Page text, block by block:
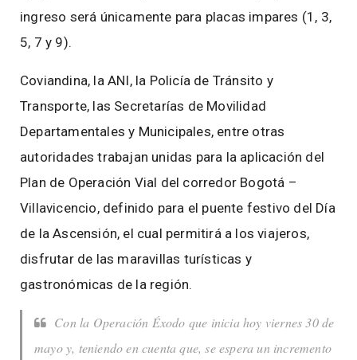
ingreso será únicamente para placas impares (1, 3,
5, 7 y 9).
Coviandina, la ANI, la Policía de Tránsito y
Transporte, las Secretarías de Movilidad
Departamentales y Municipales, entre otras
autoridades trabajan unidas para la aplicación del
Plan de Operación Vial del corredor Bogotá –
Villavicencio, definido para el puente festivo del Día
de la Ascensión, el cual permitirá a los viajeros,
disfrutar de las maravillas turísticas y
gastronómicas de la región.
Con la Operación Éxodo que inicia hoy viernes 30 de
mayo y, teniendo en cuenta que, se espera un incremento